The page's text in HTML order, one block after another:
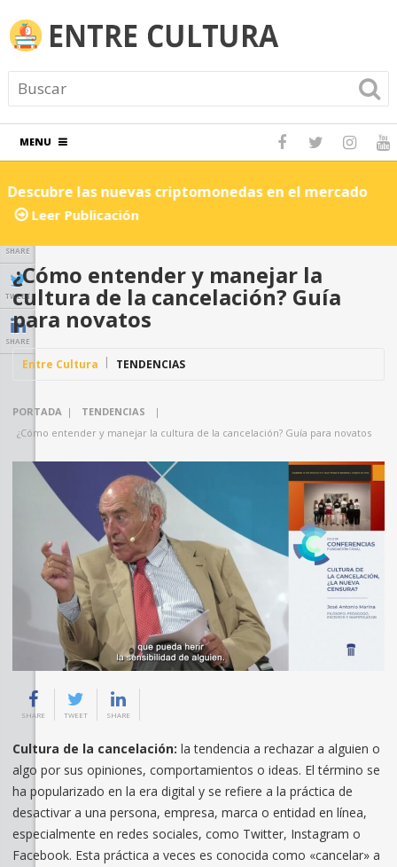
MENU
Descubre las nuevas criptomonedas en el mercado
Leer Publicación
SHARE
TWEET
SHARE
¿Cómo entender y manejar la
cultura de la cancelación? Guía
para novatos
Entre Cultura TENDENCIAS
PORTADA | TENDENCIAS
|
¿Cómo entender y manejar la cultura de la cancelación? Guía para novatos
SHARE TWEET SHARE
Cultura de la cancelación: la tendencia a rechazar a alguien o
algo por sus opiniones, comportamientos o ideas. El término se
ha popularizado en la era digital y se refiere a la práctica de
desactivar a una persona, empresa, marca o entidad en línea,
especialmente en redes sociales, como Twitter, Instagram o
Facebook. Esta práctica a veces es conocida como «cancelar» a